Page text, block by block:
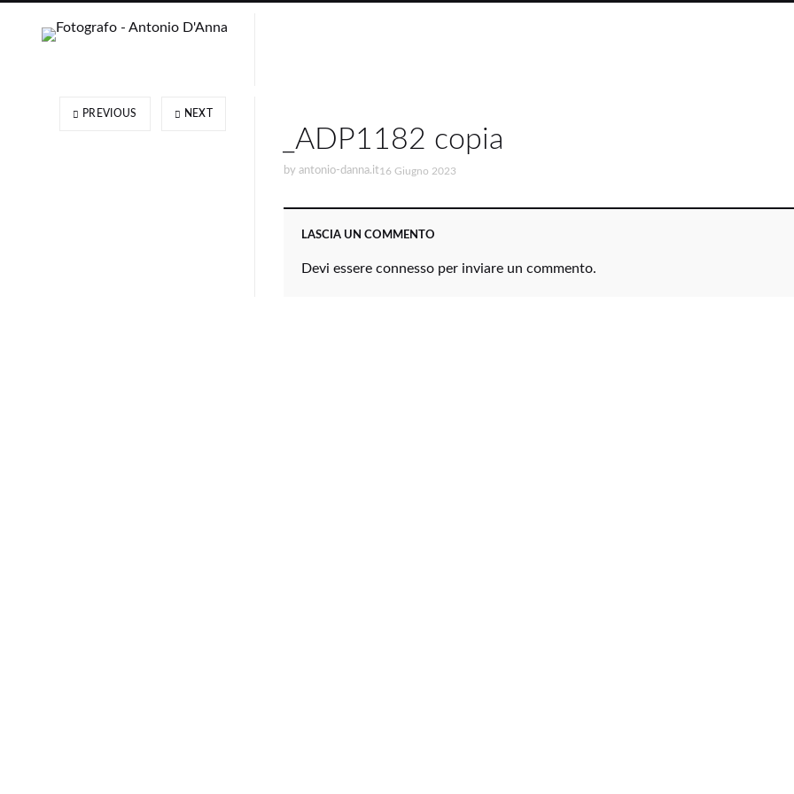
_ADP1182 copia
by antonio-danna.it16 Giugno 2023
LASCIA UN COMMENTO
Devi essere connesso per inviare un commento.
PREVIOUS NEXT